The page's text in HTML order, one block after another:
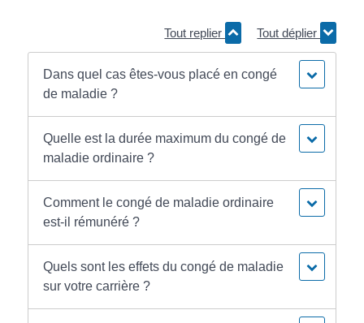
Tout replier Tout déplier
Dans quel cas êtes-vous placé en congé
de maladie ?
Quelle est la durée maximum du congé de
maladie ordinaire ?
Comment le congé de maladie ordinaire
est-il rémunéré ?
Quels sont les effets du congé de maladie
sur votre carrière ?